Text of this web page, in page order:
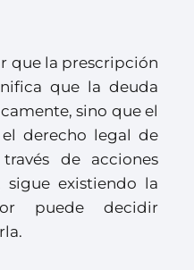
que la prescripción
que la deuda
sino que el
derecho legal de
de acciones
sigue existiendo la
puede decidir